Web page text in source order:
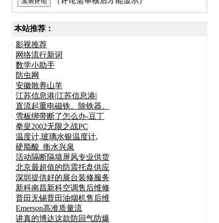
本站推荐：
影视推荐
网络流行新词
数学小助手
防虫网
安徽散养山羊
江苏信息港|江苏信息港|
直流起重电磁铁、除铁器、
雪板绑带断了怎么办-豆丁
拳皇2002无限之战PC
温度计,玻璃水银温度计,
硬脂酸_衡水兴泉
活动隔断隔墙屏风专业供货
北京最超值的防震托盘供应
深圳提供好的展台装修服务
新科南昌新科空调售后维修
普田无锡普田油烟机售后维
Emerson高准质量流
讲真的博达这款防回气防爆